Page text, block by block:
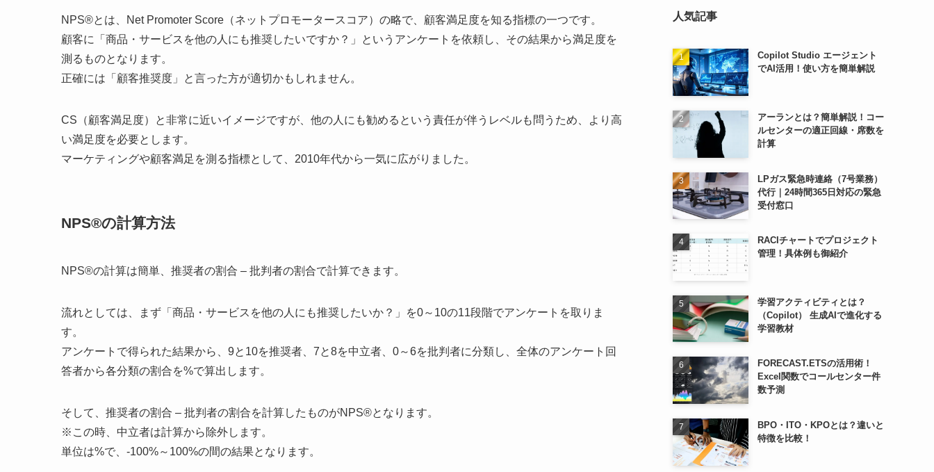
NPS®とは、Net Promoter Score（ネットプロモータースコア）の略で、 顧客満足度を知る指標の一つです。
顧客に「商品・サービスを他の人にも推奨したいですか？」というアンケートを依頼し、その結果から満足度を
測るものとなります。
正確には「顧客推奨度」と言った方が適切かもしれません。
CS（顧客満足度）と非常に近いイメージですが、他の人にも勧めるという責任が伴うレベルも問うため、より高
い満足度を必要とします。
マーケティングや顧客満足を測る指標として、2010年代から一気に広がりました。
NPS®の計算方法
NPS®の計算は簡単、 推奨者の割合 – 批判者の割合で計算できます。
流れとしては、まず「商品・サービスを他の人にも推奨したいか？」を0～10の11段階でアンケートを取りま
す。
アンケートで得られた結果から、 9と10を推奨者 7と8を中立者 0～6を批判者に分類し、全体のアンケート回
答者から各分類の割合を%で算出します。
そして、 推奨者の割合 – 批判者の割合を計算したものがNPS®となります。
※この時、 中立者は計算から除外します。
単位は%で、-100%～100%の間の結果となります。
人気記事
Copilot Studio エージェント
でAI活用！使い方を簡単解説
アーランとは？簡単解説！コー
ルセンターの適正回線・席数を
計算
LPガス緊急時連絡（7号業務）
代行｜24時間365日対応の緊急
受付窓口
RACIチャートでプロジェクト
管理！具体例も御紹介
学習アクティビティとは？
（Copilot） 生成AIで進化する
学習教材
FORECAST.ETSの活用術！
Excel関数でコールセンター件
数予測
BPO・ITO・KPOとは？違いと
特徴を比較！